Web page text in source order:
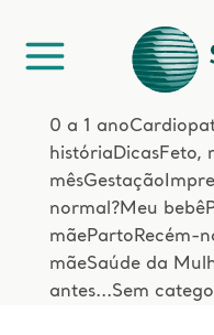
0 a 1 ano
história DicasFeto,
mêsGestação
normal?Meu bebê
mãeParto Recém-
mãeSaúde da
antes...Sem